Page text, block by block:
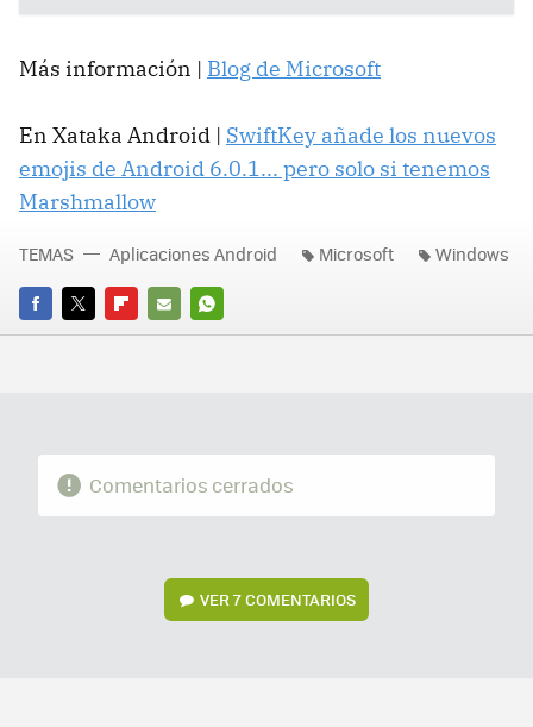
Más información | Blog de Microsoft
En Xataka Android | SwiftKey añade los nuevos
emojis de Android 6.0.1... pero solo si tenemos
Marshmallow
FACEBOOK
TWITTERFLIPBOARD
E-
WHATSAPP
TEMAS Aplicaciones Android Microsoft Windows
Comentarios cerrados
VER7 COMENTARIOS